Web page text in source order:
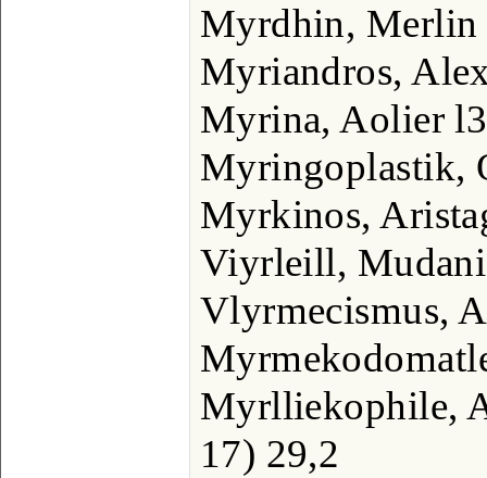
Myrdhin, Merlin
Myriandros,
Myrina, Aolier
Myringoplastik,
Myrkinos,
Viyrleill,
Vlyrmecismus,
Myrlliekophile,
17) 29,2